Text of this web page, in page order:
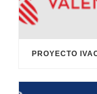
PROYECTO